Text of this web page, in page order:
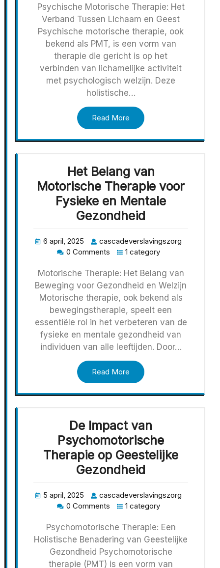
Psychische Motorische Therapie: Het
Verband Tussen Lichaam en Geest
Psychische motorische therapie, ook
bekend als PMT, is een vorm van
therapie die gericht is op het
verbinden van lichamelijke activiteit
met psychologisch welzijn. Deze
holistische…
Read More
Het Belang van
Motorische Therapie voor
Fysieke en Mentale
Gezondheid
6 april, 2025
cascadeverslavingszorg
0 Comments
1 category
Motorische Therapie: Het Belang van
Beweging voor Gezondheid en Welzijn
Motorische therapie, ook bekend als
bewegingstherapie, speelt een
essentiële rol in het verbeteren van de
fysieke en mentale gezondheid van
individuen van alle leeftijden. Door…
Read More
De Impact van
Psychomotorische
Therapie op Geestelijke
Gezondheid
5 april, 2025
cascadeverslavingszorg
0 Comments
1 category
Psychomotorische Therapie: Een
Holistische Benadering van Geestelijke
Gezondheid Psychomotorische
therapie (PMT) is een vorm van